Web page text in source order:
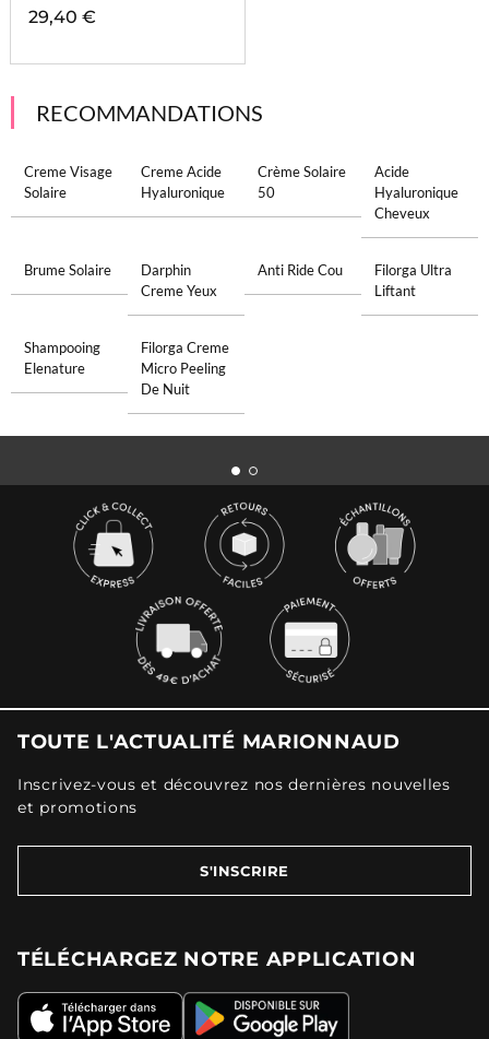
29,40 €
RECOMMANDATIONS
Creme Visage
Solaire
Creme Acide
Hyaluronique
Crème Solaire
50
Acide
Hyaluronique
Cheveux
Brume Solaire
Darphin
Creme Yeux
Anti Ride Cou
Filorga Ultra
Liftant
Shampooing
Elenature
Filorga Creme
Micro Peeling
De Nuit
TOUTE L'ACTUALITÉ MARIONNAUD
Inscrivez-vous et découvrez nos dernières nouvelles
et promotions
S'INSCRIRE
TÉLÉCHARGEZ NOTRE APPLICATION